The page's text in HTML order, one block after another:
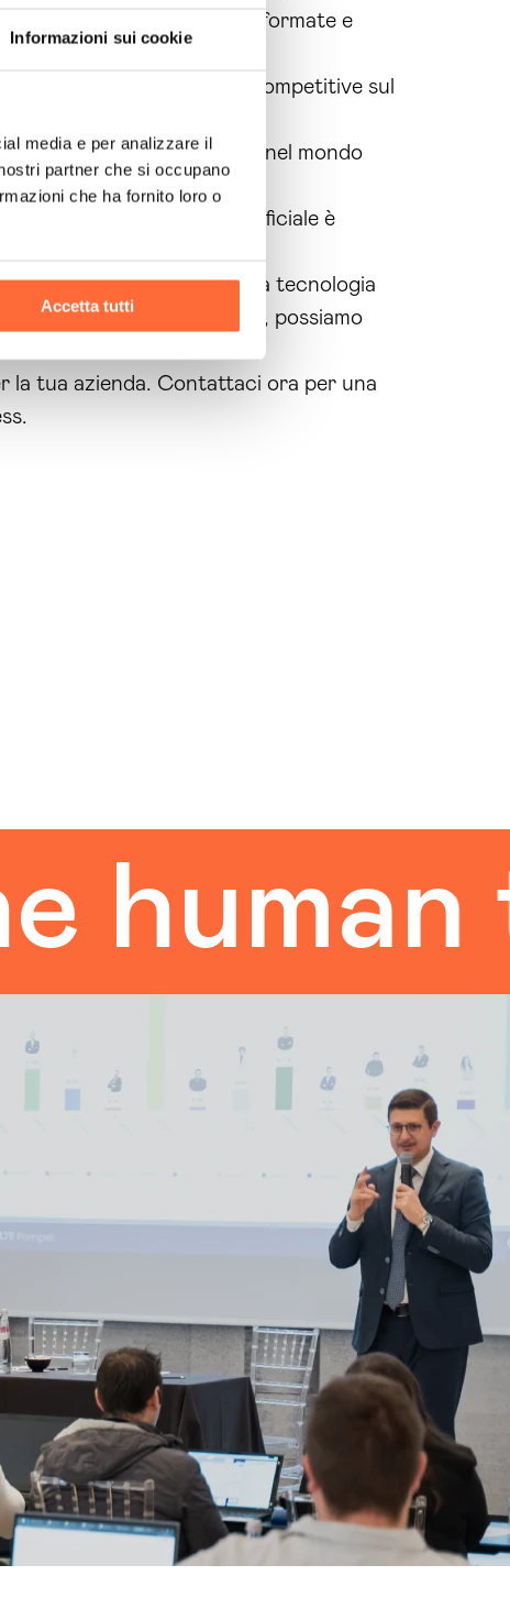
Informazioni sui cookie
media e per analizzare il
partner che si occupano
che ha fornito loro o
Accetta tutti
prendere decisioni più informate e
le
a rimanere competitive sul
e portarla al successo nel mondo
come l’intelligenza artificiale è
tutti i vantaggi offerti dalla tecnologia
disoluzioni
innovative, possiamo
e informate.
la tua azienda. Contattaci ora per una